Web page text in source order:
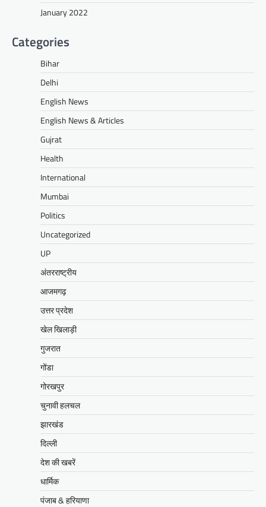
January 2022
Categories
Bihar
Delhi
English News
English News & Articles
Gujrat
Health
International
Mumbai
Politics
Uncategorized
UP
अंतरराष्ट्रीय
आजमगढ़
उत्तर प्रदेश
खेल खिलाड़ी
गुजरात
गोंडा
गोरखपुर
चुनावी हलचल
झारखंड
दिल्ली
देश की खबरें
धार्मिक
पंजाब & हरियाणा